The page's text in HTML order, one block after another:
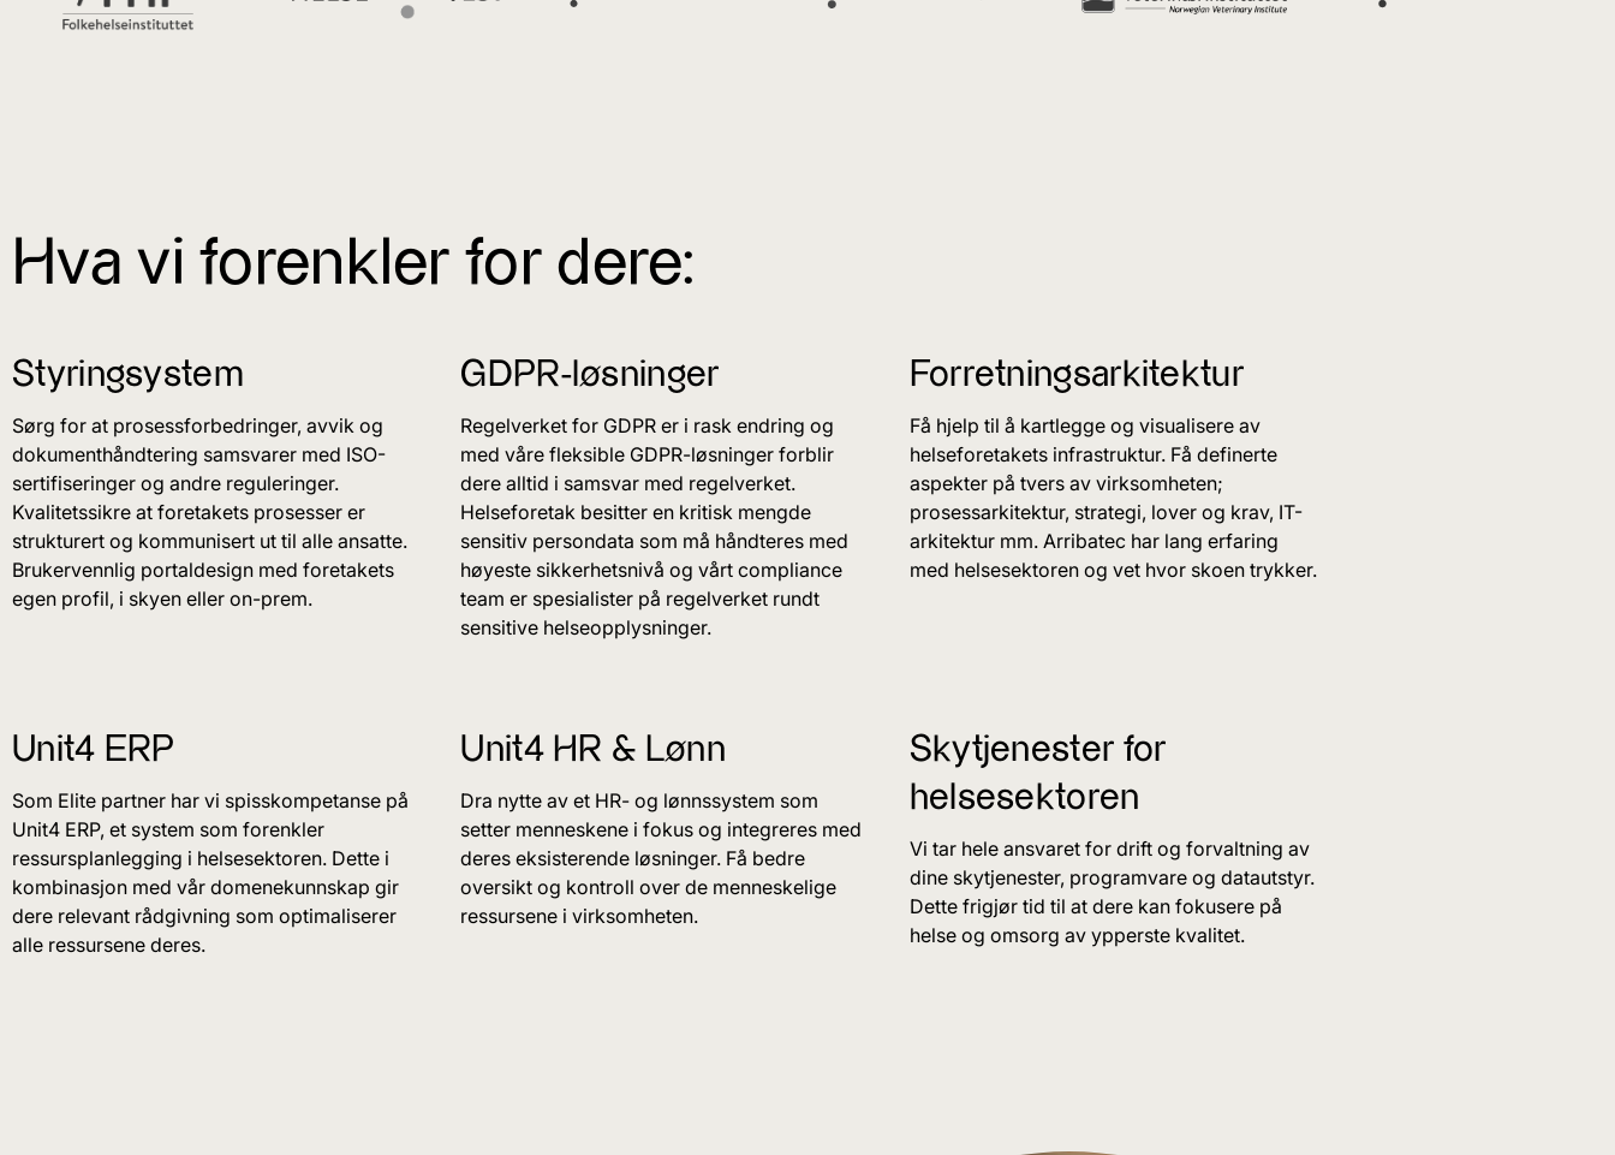
Hva vi forenkler for dere:
Styringsystem
Sørg for at prosessforbedringer, avvik og
dokumenthåndtering samsvarer med ISO-
sertifiseringer og andre reguleringer.
Kvalitetssikre at foretakets prosesser er
strukturert og kommunisert ut til alle ansatte.
Brukervennlig portaldesign med foretakets
egen profil, i skyen eller on-prem.
GDPR-løsninger
Regelverket for GDPR er i rask endring og
med våre fleksible GDPR-løsninger forblir
dere alltid i samsvar med regelverket.
Helseforetak besitter en kritisk mengde
sensitiv persondata som må håndteres med
høyeste sikkerhetsnivå og vårt compliance
team er spesialister på regelverket rundt
sensitive helseopplysninger.
Forretningsarkitektur
Få hjelp til å kartlegge og visualisere av
helseforetakets infrastruktur. Få definerte
aspekter på tvers av virksomheten;
prosessarkitektur, strategi, lover og krav, IT-
arkitektur mm. Arribatec har lang erfaring
med helsesektoren og vet hvor skoen trykker.
Unit4 ERP
Som Elite partner har vi spisskompetanse på
Unit4 ERP, et system som forenkler
ressursplanlegging i helsesektoren. Dette i
kombinasjon med vår domenekunnskap gir
dere relevant rådgivning som optimaliserer
alle ressursene deres.
Unit4 HR & Lønn
Dra nytte av et HR- og lønnssystem som
setter menneskene i fokus og integreres med
deres eksisterende løsninger. Få bedre
oversikt og kontroll over de menneskelige
ressursene i virksomheten.
Skytjenester for
helsesektoren
Vi tar hele ansvaret for drift og forvaltning av
dine skytjenester, programvare og datautstyr.
Dette frigjør tid til at dere kan fokusere på
helse og omsorg av ypperste kvalitet.